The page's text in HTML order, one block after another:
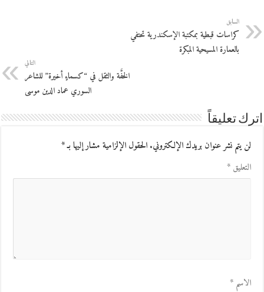
السابق
كراسات قبطية بمكتبة الإسكندرية تحتفي
بالعمارة المسيحية المبكرة
التالي
الخفَّة والثقل في “كسماءٍ أخيرة” للشاعر
السوري عماد الدين موسى
اترك تعليقاً
لن يتم نشر عنوان بريدك الإلكتروني.الحقول الإلزامية مشار إليها بـ*
التعليق*
الاسم*